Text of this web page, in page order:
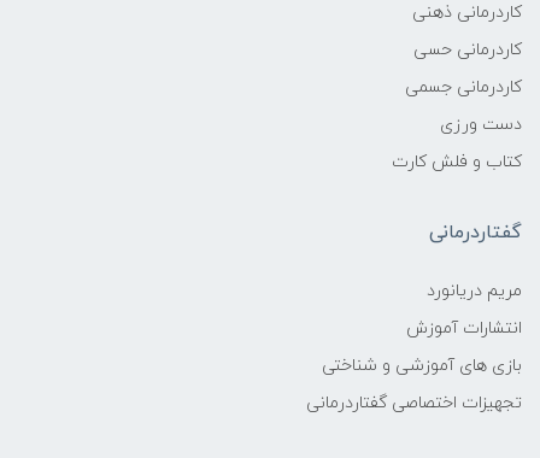
کاردرمانی ذهنی
کاردرمانی حسی
کاردرمانی جسمی
دست ورزی
کتاب و فلش کارت
گفتاردرمانی
مریم دریانورد
انتشارات آموزش
بازی های آموزشی و شناختی
تجهیزات اختصاصی گفتاردرمانی